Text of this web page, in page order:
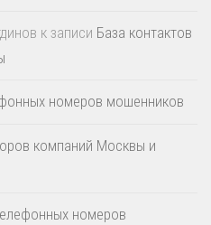
к записи База контактов
номеров мошенников
компаний Москвы и
номеров